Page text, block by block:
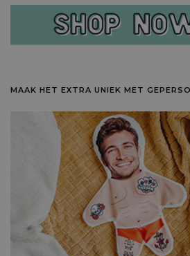
MAAK HET EXTRA UNIEK MET